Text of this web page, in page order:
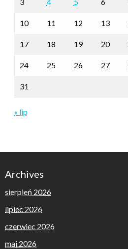
10 11 12 13
17 18 19 20
24 25 26 27
31
« lip
Archives
sierpień 2026
lipiec 2026
czerwiec 2026
maj 2026